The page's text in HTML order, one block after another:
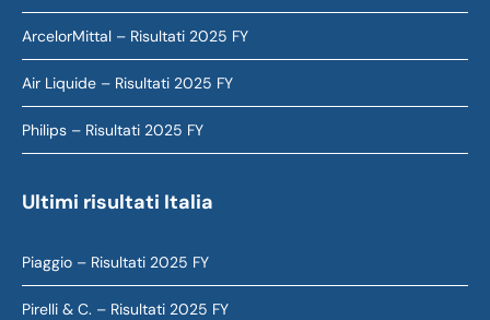
ArcelorMittal – Risultati 2025 FY
Air Liquide – Risultati 2025 FY
Philips – Risultati 2025 FY
Ultimi risultati Italia
Piaggio – Risultati 2025 FY
Pirelli & C. – Risultati 2025 FY